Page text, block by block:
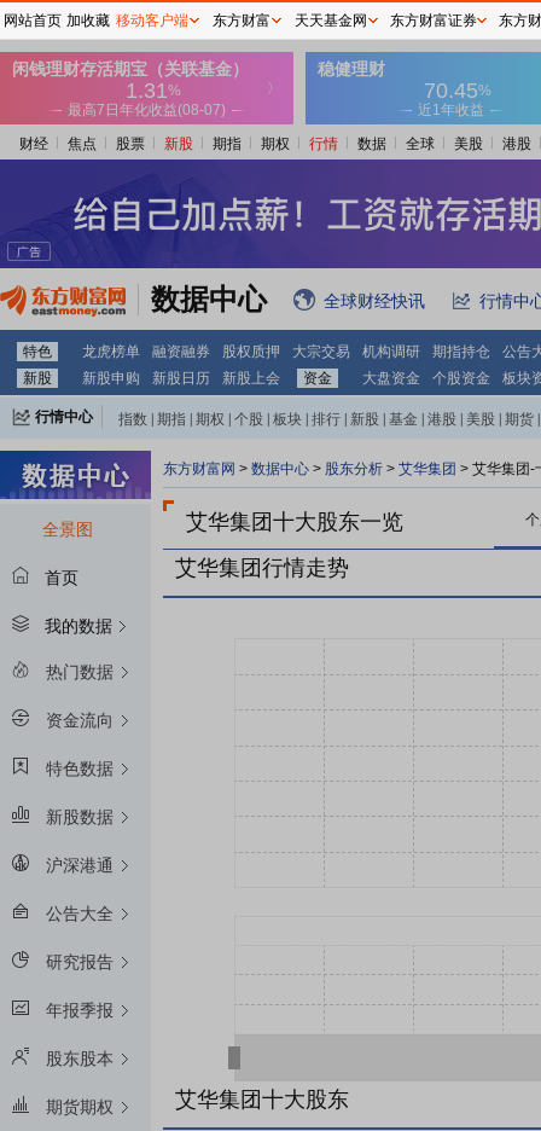
财经 焦点 股票 新股 期指 期权 行情 数据 全球 美股 港股
数据中心 全球财经快讯 行情中
特色 龙虎榜单 融资融券 股权质押 大宗交易 机构调研 期指持仓
公告
新股
新股申购 新股日历 新股上会 资金 大盘资金 个股资金 板块
行情中心 指数 期指 期权 个股 板块 排行 新股 基金 港股 美股 期货
全景图
首页
我的数据
热门数据
资金流向
特色数据
新股数据
沪深港通
公告大全
研究报告
年报季报
股东股本
期货期权
东方财富网 > 数据中心 > 股东分析 > 艾华集团 > 艾华集团-
艾华集团十大股东一览
艾华集团行情走势
艾华集团十大股东
网站首页 加收藏 移动客户端 东方财富 天天基金网 东方财富证券 东方